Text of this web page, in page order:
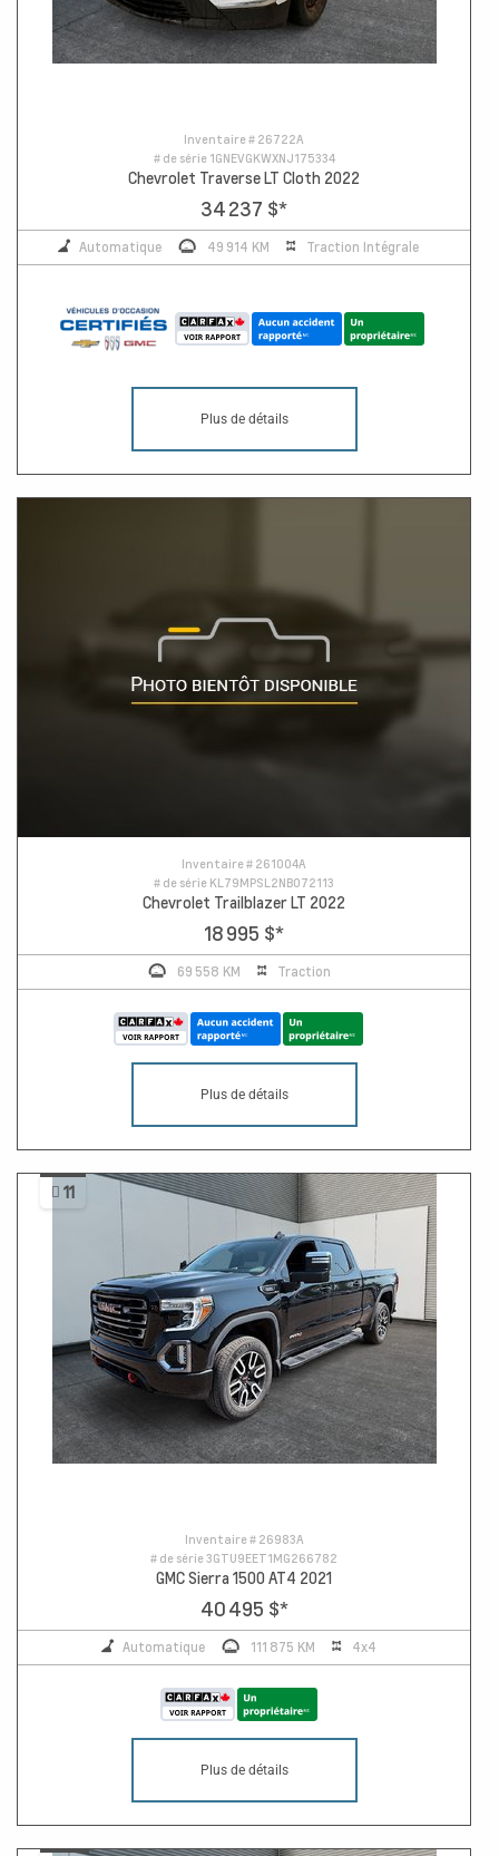
Inventaire # 26722A
# de série 1GNEVGKWXNJ175334
Chevrolet Traverse LT Cloth 2022
34 237 $*
Automatique 49 914 KM Traction Intégrale
Plus de détails
Inventaire # 261004A
# de série KL79MPSL2NB072113
Chevrolet Trailblazer LT 2022
18 995 $*
69 558 KM Traction
Plus de détails
11
Inventaire # 26983A
# de série3GTU9EET1MG266782
GMC Sierra 1500 AT4 2021
40 495 $*
Automatique 111 875 KM 4x4
Plus de détails